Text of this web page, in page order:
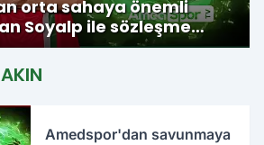
orta sahaya önemli
Soyalp ile sözleşme
Amedspor'dan savunmaya